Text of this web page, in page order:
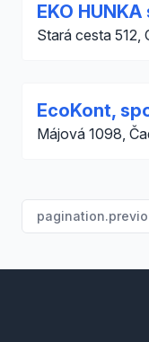
EKO HUNKA
Stará cesta 512,
EcoKont,
Májová 1098,